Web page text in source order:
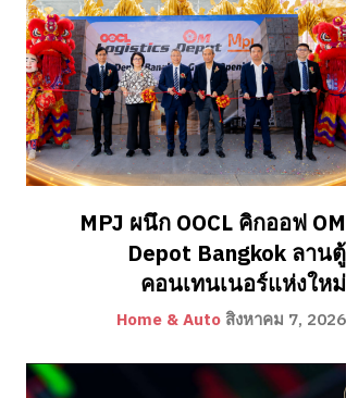
MPJ ผนึก OOCL คิกออฟ OM
Depot Bangkok ลานตู้
คอนเทนเนอร์แห่งใหม่
Home & Auto สิงหาคม 7, 2026